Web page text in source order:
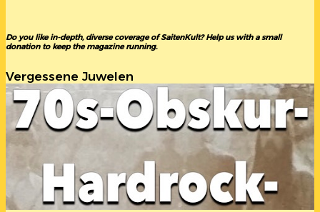
Do you like in-depth, diverse coverage of SaitenKult? Help us with a small
donation to keep the magazine running.
Vergessene Juwelen